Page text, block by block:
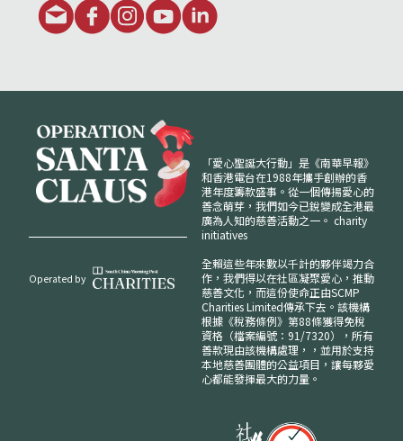
Operated by
「愛心聖誕大行動」是《南華早報》
和香港電台在1988年攜手創辦的香
港年度籌款盛事。從一個傳揚愛心的
善念萌芽，我們如今已銳變成全港最
廣為人知的慈善活動之一。 charity
initiatives
全賴這些年來數以千計的夥伴竭力合
作，我們得以在社區凝聚愛心，推動
慈善文化，而這份使命正由SCMP
Charities Limited傳承下去。該機構
根據《稅務條例》第88條獲得免稅
資格（檔案編號：91/7320），所有
善款現由該機構處理，，並用於支持
本地慈善團體的公益項目，讓每夥愛
心都能發揮最大的力量。